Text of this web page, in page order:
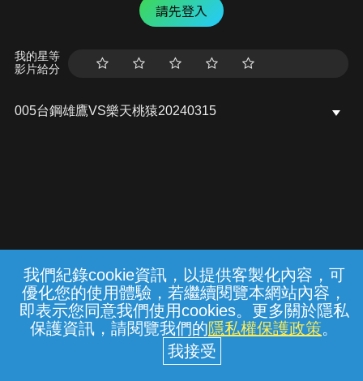
我們紀錄cookie資訊，以提供客製化內容，可
優化您的使用體驗，若繼續閱覽本網站內容，
即表示您同意我們使用cookies。更多關於隱私
保護資訊，請閱覽我們的隱私權保護政策。
請先登入
我的星等
影片給分
005台鋼雄鷹VS樂天桃猿20240315
常見問題 線上客服 服務條款 隱私權保護
中華電信股份有限公司個人家庭分公司
(統一編號：96979949) © 2026
{{notifyMsg}}